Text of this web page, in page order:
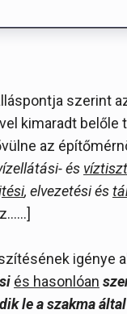
szerint
kimaradt
az
és
, elvezetési és
igénye
és hasonlóan
le a szakma